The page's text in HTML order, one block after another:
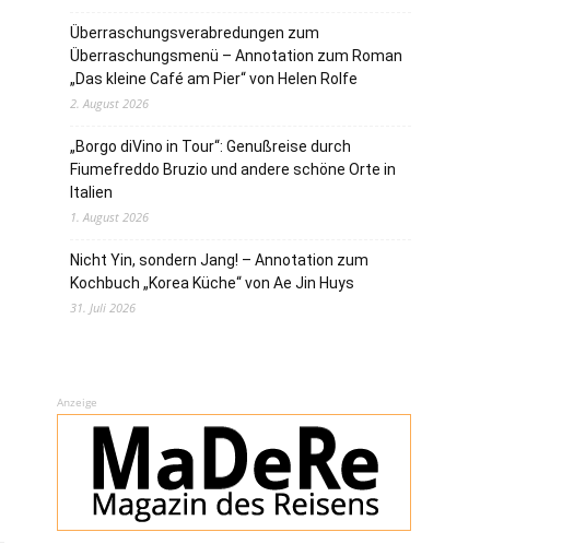
Überraschungsverabredungen zum
Überraschungsmenü – Annotation zum Roman
„Das kleine Café am Pier“ von Helen Rolfe
2. August 2026
„Borgo diVino in Tour“: Genußreise durch
Fiumefreddo Bruzio und andere schöne Orte in
Italien
1. August 2026
Nicht Yin, sondern Jang! – Annotation zum
Kochbuch „Korea Küche“ von Ae Jin Huys
31. Juli 2026
Anzeige